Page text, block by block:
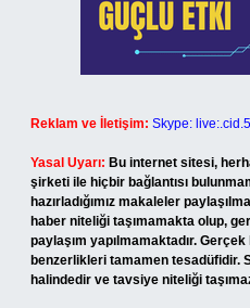
Reklam ve İletişim: Skype:
Yasal Uyarı: Bu internet sitesi,
şirketi ile hiçbir bağlantısı
hazırladığımız makaleler
haber niteliği taşımamakta olup,
paylaşım yapılmamaktadır.
benzerlikleri tamamen tesadüfidir.
halindedir ve tavsiye niteliği